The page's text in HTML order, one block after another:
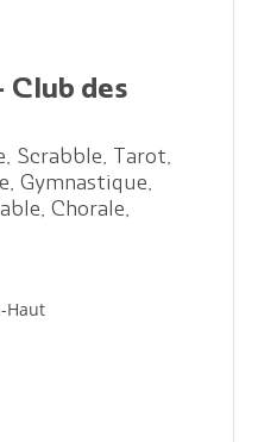
Club des
Scrabble, Tarot,
Gymnastique,
Chorale,
Haut